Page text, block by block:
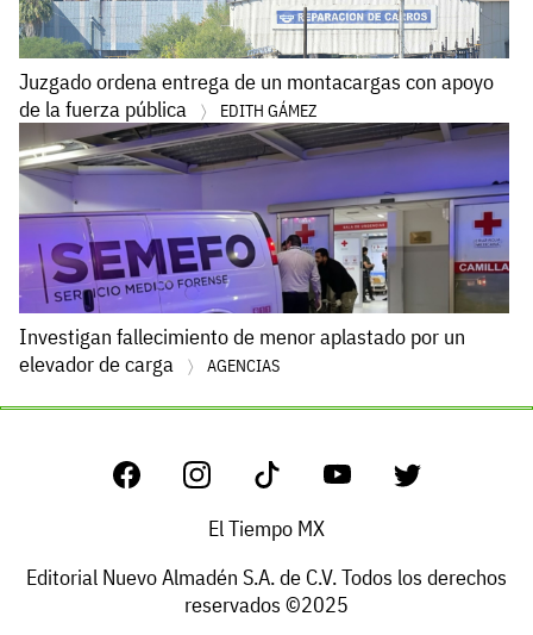
Juzgado ordena entrega de un montacargas con apoyo
de la fuerza pública
EDITH GÁMEZ
Investigan fallecimiento de menor aplastado por un
elevador de carga
AGENCIAS
El Tiempo MX
Editorial Nuevo Almadén S.A. de C.V. Todos los derechos
reservados ©2025